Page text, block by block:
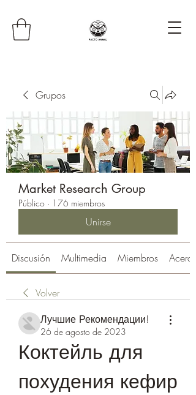
Grupos
Market Research Group
Público · 176 miembros
Unirse
Discusión Multimedia Miembros Acerca
Volver
Лучшие Рекомендации!
26 de agosto de 2023
Коктейль для
похудения кефир